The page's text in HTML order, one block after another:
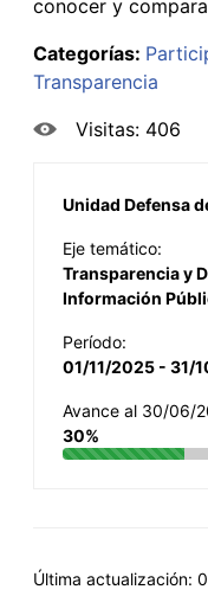
conocer y
Categorías:
Transparencia
Visitas: 406
Unidad Defensa
Eje temático:
Transparencia y
Información
Período:
01/11/2025 - 31/
Avance al 30/06/
30%
Última actualización: